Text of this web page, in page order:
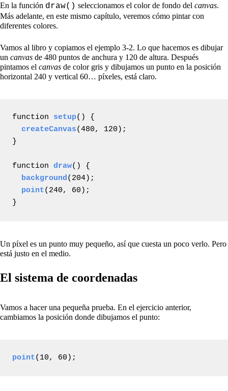
En la función draw() seleccionamos el color de fondo del canvas.
Más adelante, en este mismo capítulo, veremos cómo pintar con
diferentes colores.
Vamos al libro y copiamos el ejemplo 3-2. Lo que hacemos es dibujar
un canvas de 480 puntos de anchura y 120 de altura. Después
pintamos el canvas de color gris y dibujamos un punto en la posición
horizontal 240 y vertical 60… píxeles, está claro.
function setup() {
createCanvas(480, 120);
}
function draw() {
background(204);
point(240, 60);
}
Un píxel es un punto muy pequeño, así que cuesta un poco verlo. Pero
está justo en el medio.
El sistema de coordenadas
Vamos a hacer una pequeña prueba. En el ejercicio anterior,
cambiamos la posición donde dibujamos el punto:
point(10, 60);